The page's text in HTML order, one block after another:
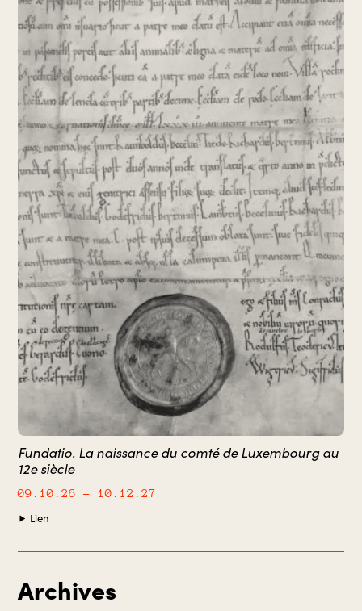
Fundatio. La naissance du comté de Luxembourg au
12e siècle
09.10.26 – 10.12.27
Lien
Archives